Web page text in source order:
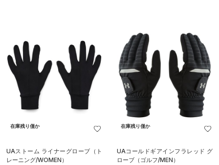
在庫残り僅か
UAストーム ライナーグローブ（ト
レーニング/WOMEN）
在庫残り僅か
UAコールドギアインフラレッド グ
ローブ（ゴルフ/MEN）